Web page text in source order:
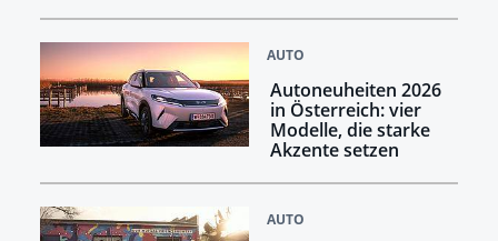
AUTO
Autoneuheiten 2026
in Österreich: vier
Modelle, die starke
Akzente setzen
AUTO